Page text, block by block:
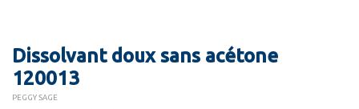
Dissolvant doux sans acétone
120013
PEGGY SAGE